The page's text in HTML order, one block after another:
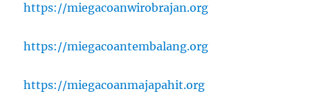
https://miegacoanwirobrajan.org
https://miegacoantembalang.org
https://miegacoanmajapahit.org